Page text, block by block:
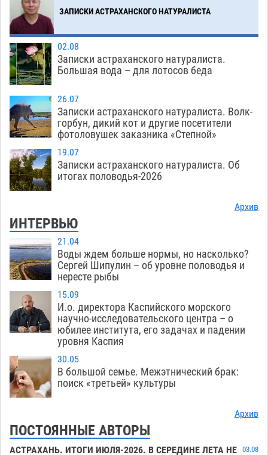
ЗАПИСКИ АСТРАХАНСКОГО НАТУРАЛИСТА
02.08
Записки астраханского натуралиста.
Большая вода – для лотосов беда
26.07
Записки астраханского натуралиста. Волк-
горбун, дикий кот и другие посетители
фотоловушек заказника «Степной»
19.07
Записки астраханского натуралиста. Об
итогах половодья-2026
Архив
ИНТЕРВЬЮ
21.04
Воды ждем больше нормы, но насколько?
Сергей Шипулин – об уровне половодья и
нересте рыбы
15.09
И.о. директора Каспийского морского
научно-исследовательского центра – о
юбилее института, его задачах и падении
уровня Каспия
30.05
В большой семье. Межэтнический брак:
поиск «третьей» культуры
Архив
ПОСТОЯННЫЕ АВТОРЫ
АСТРАХАНЬ. ИТОГИ ИЮЛЯ-2026. В СЕРЕДИНЕ ЛЕТА НЕ 03.08